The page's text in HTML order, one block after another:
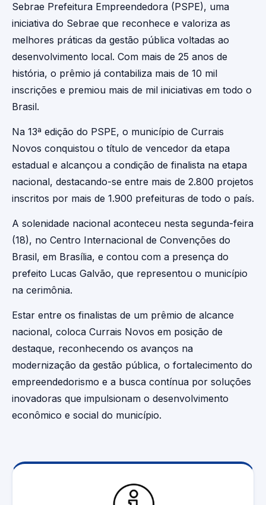
Sebrae Prefeitura Empreendedora (PSPE), uma
iniciativa do Sebrae que reconhece e valoriza as
melhores práticas da gestão pública voltadas ao
desenvolvimento local. Com mais de 25 anos de
história, o prêmio já contabiliza mais de 10 mil
inscrições e premiou mais de mil iniciativas em todo o
Brasil.
Na 13ª edição do PSPE, o município de Currais
Novos conquistou o título de vencedor da etapa
estadual e alcançou a condição de finalista na etapa
nacional, destacando-se entre mais de 2.800 projetos
inscritos por mais de 1.900 prefeituras de todo o país.
A solenidade nacional aconteceu nesta segunda-feira
(18), no Centro Internacional de Convenções do
Brasil, em Brasília, e contou com a presença do
prefeito Lucas Galvão, que representou o município
na cerimônia.
Estar entre os finalistas de um prêmio de alcance
nacional, coloca Currais Novos em posição de
destaque, reconhecendo os avanços na
modernização da gestão pública, o fortalecimento do
empreendedorismo e a busca contínua por soluções
inovadoras que impulsionam o desenvolvimento
econômico e social do município.